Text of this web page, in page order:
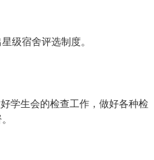
级宿舍评选制度。
学生会的检查工作，做好各种检